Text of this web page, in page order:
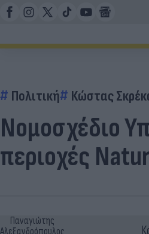
Πολιτική Κώστας
Νομοσχέδιο
περιοχές
Παναγιώτης
Αλεξανδρόπουλος